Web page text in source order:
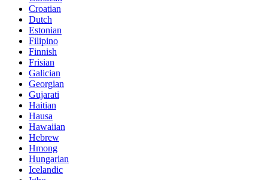
Croatian
Dutch
Estonian
Filipino
Finnish
Frisian
Galician
Georgian
Gujarati
Haitian
Hausa
Hawaiian
Hebrew
Hmong
Hungarian
Icelandic